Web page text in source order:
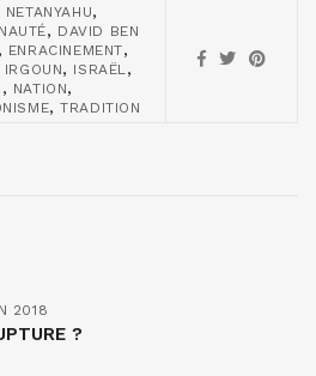
,
, DAVID BEN
, ENRACINEMENT,
IRGOUN, ISRAËL,
, NATION,
,TRADITION
2018
?